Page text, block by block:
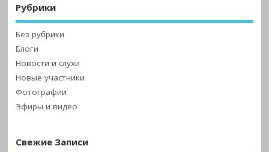
Рубрики
Без рубрики
Блоги
Новости и слухи
Новые участники
Фотографии
Эфиры и видео
Свежие Записи